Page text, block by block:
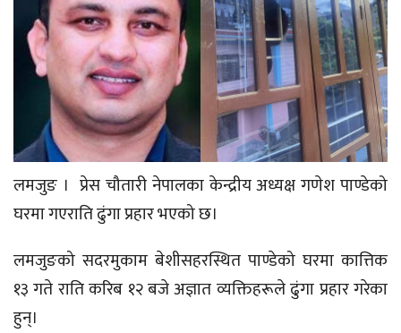
लमजुङ । प्रेस चौतारी नेपालका केन्द्रीय अध्यक्ष गणेश पाण्डेको
घरमा गएराति ढुंगा प्रहार भएको छ।
लमजुङको सदरमुकाम बेशीसहरस्थित पाण्डेको घरमा कात्तिक
१३ गते राति करिब १२ बजे अज्ञात व्यक्तिहरूले ढुंगा प्रहार गरेका
हुन्।